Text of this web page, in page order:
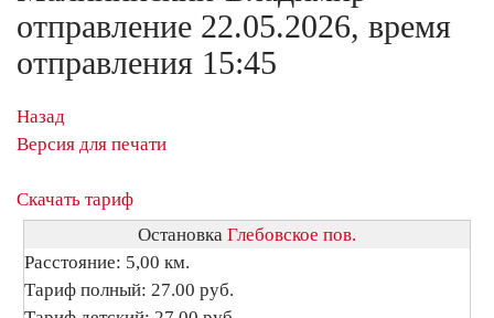
отправление 22.05.2026, время
отправления 15:45
Назад
Версия для печати
Скачать тариф
Остановка Глебовское пов.
Расстояние: 5,00 км.
Тариф полный: 27.00 руб.